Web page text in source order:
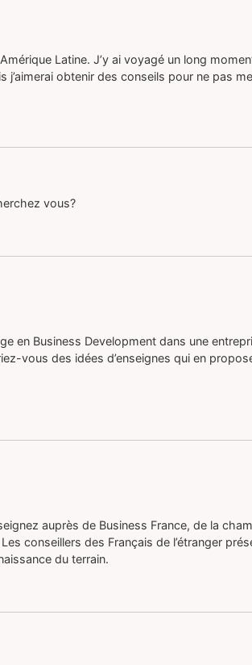
Latine. J’y ai voyagé un long
j’aimerai obtenir des conseils pour ne pas
vous?
en Business Development dans une
vous des idées d’enseignes qui en
auprès de Business France, de la
conseillers des Français de l’étranger
du terrain.